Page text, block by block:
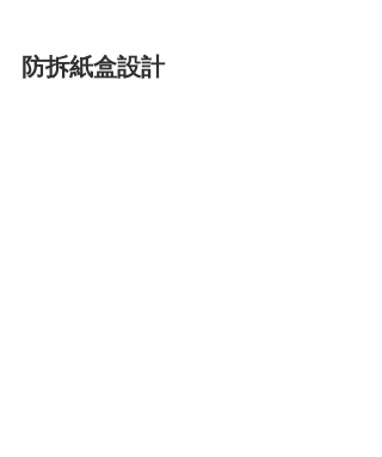
防拆紙盒設計